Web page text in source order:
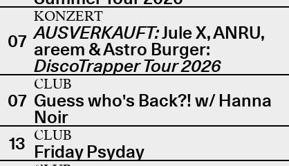
07
KONZERT
AUSVERKAUFT:Jule X, ANRU,
areem & Astro Burger:
DiscoTrapper Tour 2026
07
CLUB
Guess who's Back?! w/ Hanna
Noir
13 CLUB
Friday Psyday